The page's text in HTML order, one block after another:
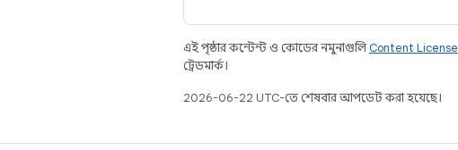
এই পৃষ্ঠার কন্টেন্ট ও কোডের নমুনাগুলিContent License
ট্রেডমার্ক।
2026-06-22 UTC-তে শেষবার আপডেট করা হয়েছে।